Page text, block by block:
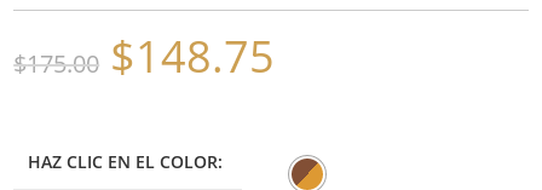
$175.00
El
precio
original
$148.75
HAZ CLIC EN EL COLOR: